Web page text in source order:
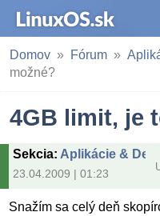
Domov Fórum
možné?
4GB limit, je
Sekcia: Aplikácie &
23.04.2009 | 01:23
Snažím sa celý deň